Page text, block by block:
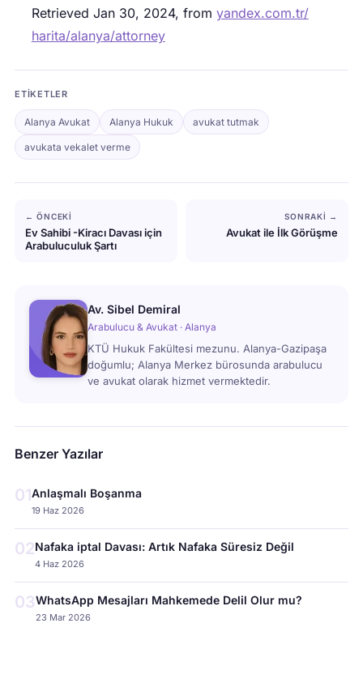
Retrieved Jan 30, 2024, from yandex.com.tr/
harita/alanya/attorney
ETIKETLER
Alanya Avukat Alanya Hukuk avukat tutmak
avukata vekalet verme
← ÖNCEKI
Ev Sahibi -Kiracı Davası için
Arabuluculuk Şartı
SONRAKI →
Avukat ile İlk Görüşme
Av. Sibel Demiral
Arabulucu & Avukat · Alanya
KTÜ Hukuk Fakültesi mezunu. Alanya-Gazipaşa
doğumlu; Alanya Merkez bürosunda arabulucu
ve avukat olarak hizmet vermektedir.
Benzer Yazılar
01Anlaşmalı Boşanma
19 Haz 2026
02Nafaka iptal Davası: Artık Nafaka Süresiz Değil
4 Haz 2026
03WhatsApp Mesajları Mahkemede Delil Olur mu?
23 Mar 2026